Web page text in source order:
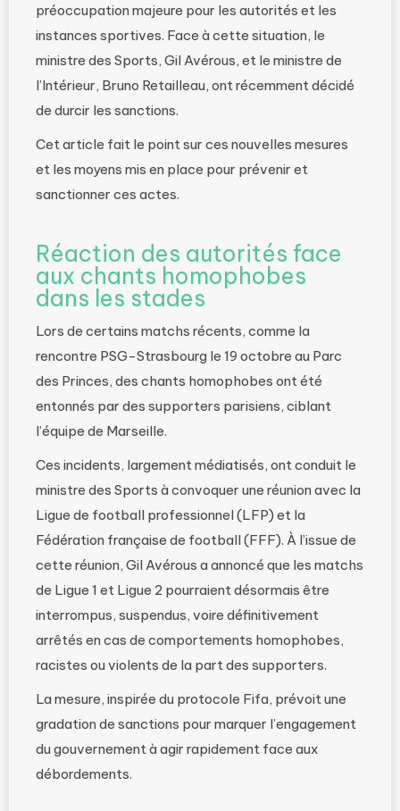
préoccupation majeure pour les autorités et les
instances sportives. Face à cette situation, le
ministre des Sports, Gil Avérous, et le ministre de
l’Intérieur, Bruno Retailleau, ont récemment décidé
de durcir les sanctions.
Cet article fait le point sur ces nouvelles mesures
et les moyens mis en place pour prévenir et
sanctionner ces actes.
Réaction des autorités face
aux chants homophobes
dans les stades
Lors de certains matchs récents, comme la
rencontre PSG-Strasbourg le 19 octobre au Parc
des Princes, des chants homophobes ont été
entonnés par des supporters parisiens, ciblant
l’équipe de Marseille.
Ces incidents, largement médiatisés, ont conduit le
ministre des Sports à convoquer une réunion avec la
Ligue de football professionnel (LFP) et la
Fédération française de football (FFF). À l’issue de
cette réunion, Gil Avérous a annoncé que les matchs
de Ligue 1 et Ligue 2 pourraient désormais être
interrompus, suspendus, voire définitivement
arrêtés en cas de comportements homophobes,
racistes ou violents de la part des supporters.
La mesure, inspirée du protocole Fifa, prévoit une
gradation de sanctions pour marquer l’engagement
du gouvernement à agir rapidement face aux
débordements.